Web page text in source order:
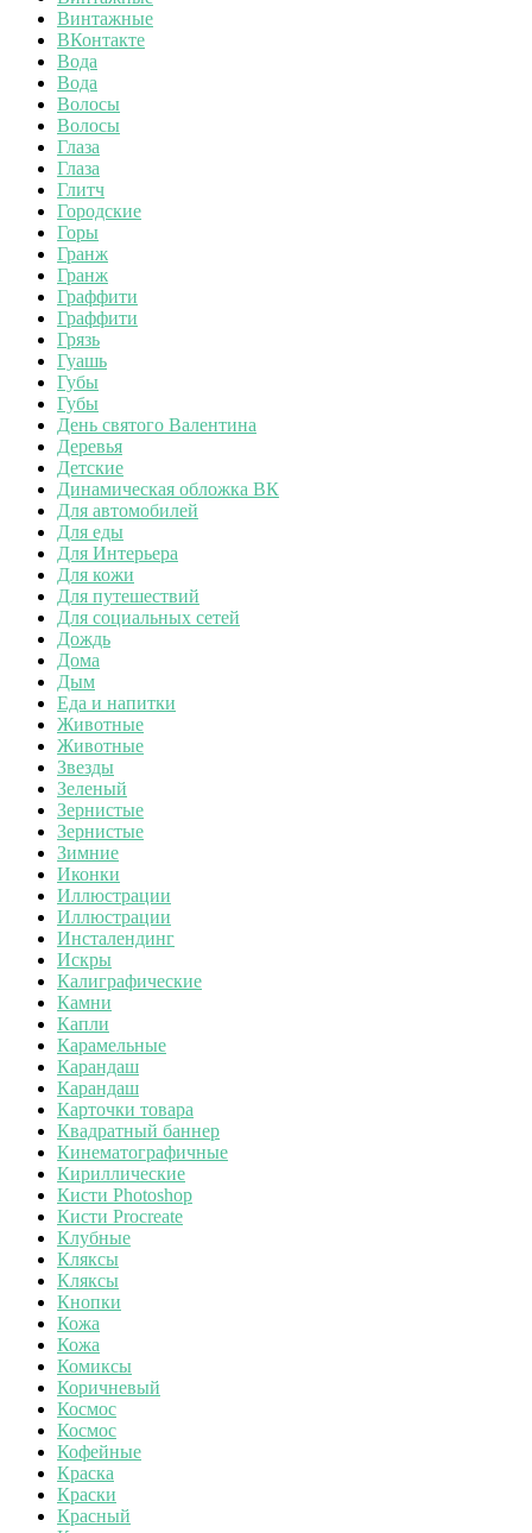
Винтажные
ВКонтакте
Вода
Вода
Волосы
Волосы
Глаза
Глаза
Глитч
Городские
Горы
Гранж
Гранж
Граффити
Граффити
Грязь
Гуашь
Губы
Губы
День святого Валентина
Деревья
Детские
Динамическая обложка ВК
Для автомобилей
Для еды
Для Интерьера
Для кожи
Для путешествий
Для социальных сетей
Дождь
Дома
Дым
Еда и напитки
Животные
Животные
Звезды
Зеленый
Зернистые
Зернистые
Зимние
Иконки
Иллюстрации
Иллюстрации
Инсталендинг
Искры
Калиграфические
Камни
Капли
Карамельные
Карандаш
Карандаш
Карточки товара
Квадратный баннер
Кинематографичные
Кириллические
Кисти Photoshop
Кисти Procreate
Клубные
Кляксы
Кляксы
Кнопки
Кожа
Кожа
Комиксы
Коричневый
Космос
Космос
Кофейные
Краска
Краски
Красный